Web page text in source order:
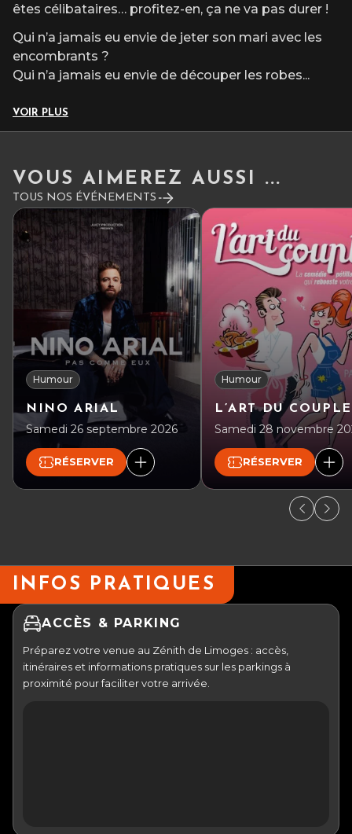
simplicité, et accès auLounge Terrasse , un espace élégant
pendant l’entracte (si présente) ou après le spectacle (selon
spectacles), savourez une parenthèse gourmande : planche
charcuterie-mixte, dessert Marie Blachèreet boisson (verre de
Rencontrez le confort pour mieux savourer votre moment :
pas d’attente au bar, pas de bousculade à l’entracte —
personnel dédié à votre bien-être.
Vivez le Zénith différemment, vivez-le depuis la Terrasse
(30€ TTC/pers) :Cliquez ici
PASS TERRASSE
êtes célibataires… profitez-en, ça ne va pas durer !
Qui n’a jamais eu envie de jeter son mari avec les
encombrants ?
Qui n’a jamais eu envie de découper les robes...
VOIR PLUS
VOUS AIMEREZ AUSSI ...
TOUS NOS ÉVÉNEMENTS
Humour
NINO ARIAL
Samedi 26 septembre 2026
RÉSERVER
Humour
L’ART DU COUPLE
Samedi 28 novembre
RÉSERVER
INFOS PRATIQUES
ACCÈS & PARKING
Préparez votre venue au Zénith de Limoges : accès,
itinéraires et informations pratiques sur les parkings à
proximité pour faciliter votre arrivée.